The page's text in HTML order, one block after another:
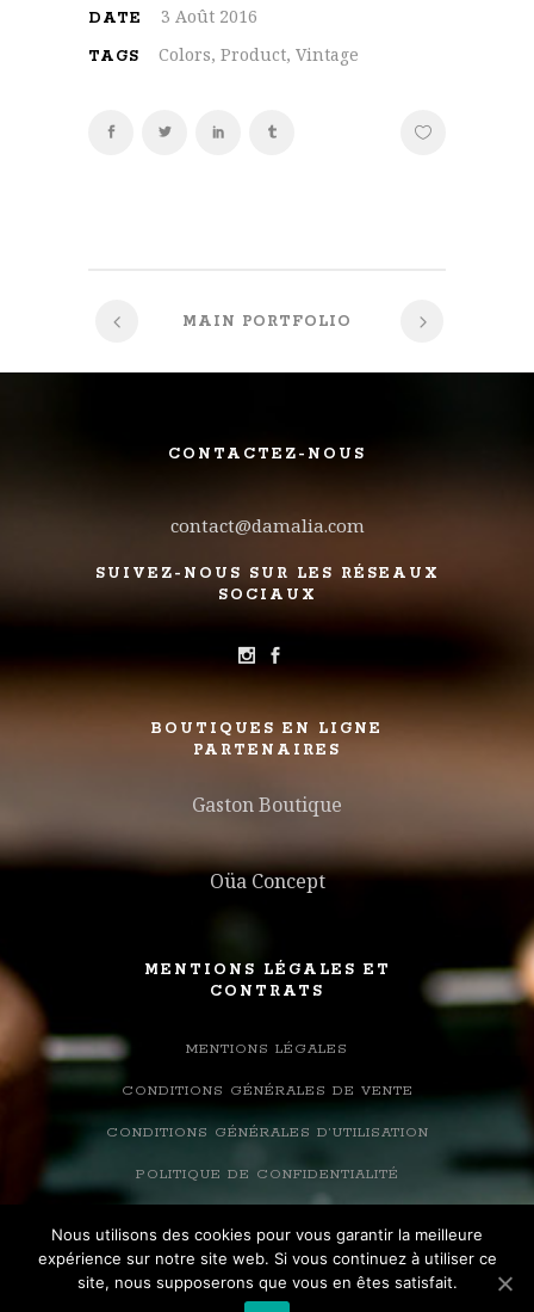
DATE 3 Août 2016
TAGS Colors, Product, Vintage
MAIN PORTFOLIO
CONTACTEZ-NOUS
contact@damalia.com
SUIVEZ-NOUS SUR LES RÉSEAUX
SOCIAUX
BOUTIQUES EN LIGNE
PARTENAIRES
Gaston Boutique
Oüa Concept
MENTIONS LÉGALES ET
CONTRATS
MENTIONS LÉGALES
CONDITIONS GÉNÉRALES DE VENTE
CONDITIONS GÉNÉRALES D’UTILISATION
POLITIQUE DE CONFIDENTIALITÉ
Nous utilisons des cookies pour vous garantir la meilleure
expérience sur notre site web. Si vous continuez à utiliser ce
site, nous supposerons que vous en êtes satisfait.